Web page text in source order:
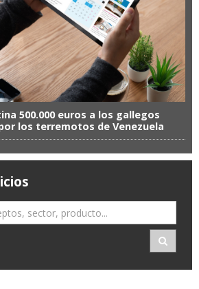
500.000 euros a los gallegos
los terremotos de Venezuela